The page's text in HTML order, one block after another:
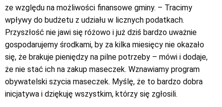
ze względu na możliwości finansowe gminy. – Tracimy
wpływy do budżetu z udziału w licznych podatkach.
Przyszłość nie jawi się różowo i już dziś bardzo uważnie
gospodarujemy środkami, by za kilka miesięcy nie okazało
się, że brakuje pieniędzy na pilne potrzeby – mówi i dodaje,
że nie stać ich na zakup maseczek. Wznawiamy program
obywatelski szycia maseczek. Myślę, że to bardzo dobra
inicjatywa i dziękuję wszystkim, którzy się zgłosili.